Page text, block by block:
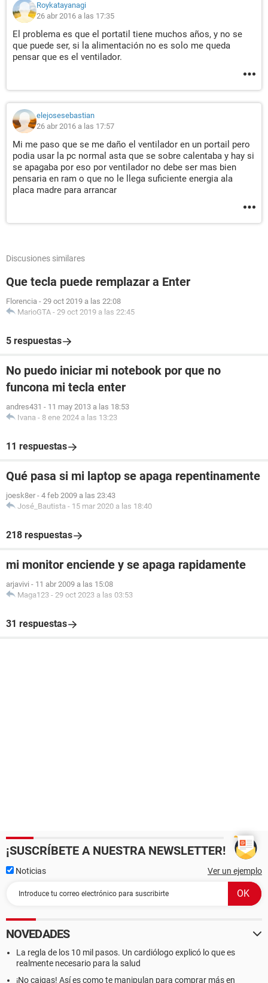
Roykatayanagi
26 abr 2016 a las 17:35
El problema es que el portatil tiene muchos años, y no se
que puede ser, si la alimentación no es solo me queda
pensar que es el ventilador.
elejosesebastian
26 abr 2016 a las 17:57
Mi me paso que se me daño el ventilador en un portail pero
podia usar la pc normal asta que se sobre calentaba y hay si
se apagaba por eso por ventilador no debe ser mas bien
pensaria en ram o que no le llega suficiente energia ala
placa madre para arrancar
Discusiones similares
Que tecla puede remplazar a Enter
Florencia - 29 oct 2019 a las 22:08
MarioGTA - 29 oct 2019 a las 22:45
5 respuestas
No puedo iniciar mi notebook por que no
funcona mi tecla enter
andres431 - 11 may 2013 a las 18:53
Ivana - 8 ene 2024 a las 13:23
11 respuestas
Qué pasa si mi laptop se apaga repentinamente
joesk8er - 4 feb 2009 a las 23:43
José_Bautista - 15 mar 2020 a las 18:40
218 respuestas
mi monitor enciende y se apaga rapidamente
arjavivi - 11 abr 2009 a las 15:08
Maga123 - 29 oct 2023 a las 03:53
31 respuestas
¡SUSCRÍBETE A NUESTRA NEWSLETTER!
Noticias Ver un ejemplo
NOVEDADES
La regla de los 10 mil pasos. Un cardiólogo explicó lo que es
realmente necesario para la salud
¡No caigas! Así es como te manipulan para comprar más en